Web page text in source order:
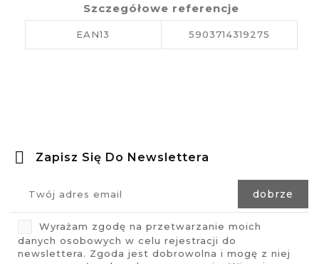
Szczegółowe referencje
EAN13 5903714319275
Zapisz Się Do Newslettera
Wyrażam zgodę na przetwarzanie moich
danych osobowych w celu rejestracji do
newslettera. Zgoda jest dobrowolna i mogę z niej